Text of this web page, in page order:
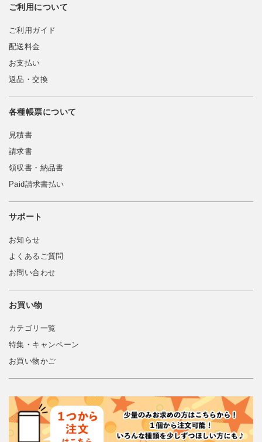
ご利用について
ご利用ガイド
配送料金
お支払い
返品・交換
各種帳票について
見積書
請求書
領収書・納品書
Paid請求書払い
サポート
お知らせ
よくあるご質問
お問い合わせ
お買い物
カテゴリ一覧
特集・キャンペーン
お買い物かご